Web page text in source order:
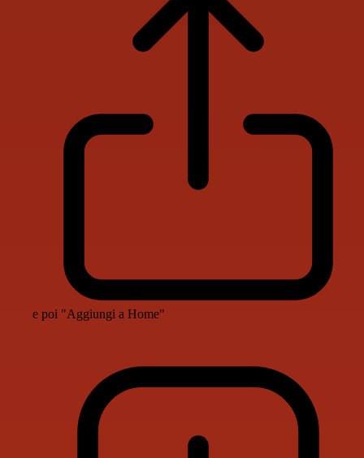
e poi "Aggiungi a Home"